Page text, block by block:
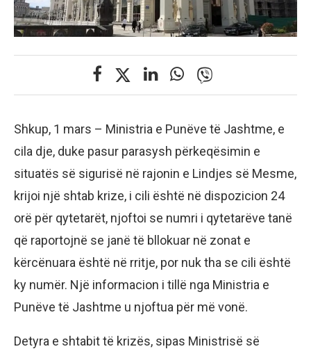
Shkup, 1 mars – Ministria e Punëve të Jashtme, e
cila dje, duke pasur parasysh përkeqësimin e
situatës së sigurisë në rajonin e Lindjes së Mesme,
krijoi një shtab krize, i cili është në dispozicion 24
orë për qytetarët, njoftoi se numri i qytetarëve tanë
që raportojnë se janë të bllokuar në zonat e
kërcënuara është në rritje, por nuk tha se cili është
ky numër. Një informacion i tillë nga Ministria e
Punëve të Jashtme u njoftua për më vonë.
Detyra e shtabit të krizës, sipas Ministrisë së